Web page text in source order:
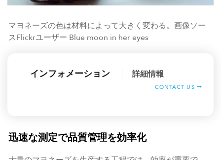
マヨネーズの色は材料によって大きく変わる。画像ソー
スFlickrユーザー Blue moon in her eyes
インフォメーション 詳細情報
CONTACT US
迅速な測定で品質管理を効率化